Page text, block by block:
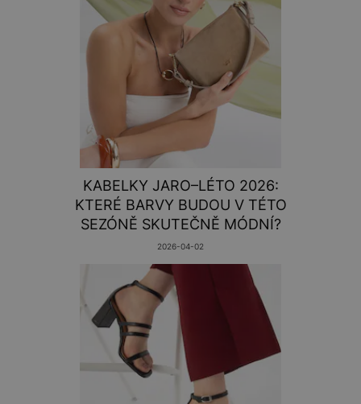
KABELKY JARO–LÉTO 2026:
KTERÉ BARVY BUDOU V TÉTO
SEZÓNĚ SKUTEČNĚ MÓDNÍ?
2026-04-02